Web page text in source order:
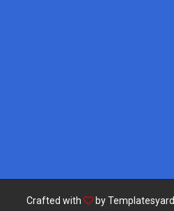
Crafted with byTemplatesyard